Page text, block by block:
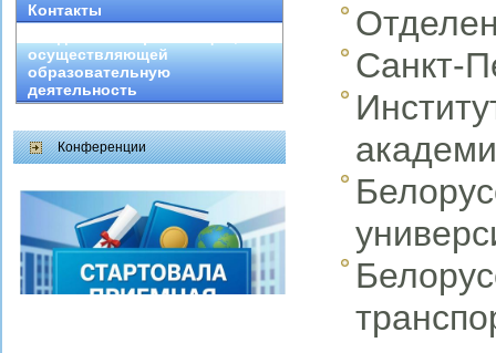
Контакты
осуществляющей
образовательную
деятельность
Конференции
Санкт-